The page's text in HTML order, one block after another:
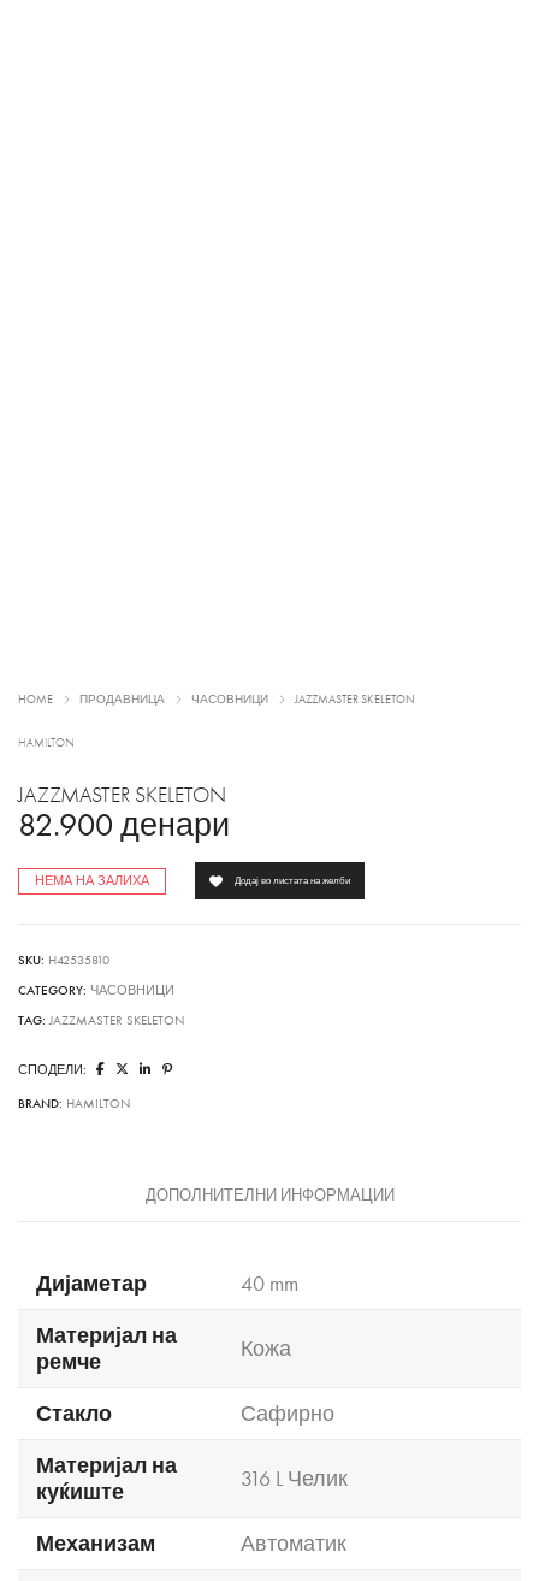
HOME ПРОДАВНИЦА ЧАСОВНИЦИ JAZZMASTER SKELETON
HAMILTON
JAZZMASTER SKELETON
82.900 денари
НЕМА НА ЗАЛИХА Додај во листата на желби
SKU: H42535810
CATEGORY: ЧАСОВНИЦИ
TAG:JAZZMASTER SKELETON
СПОДЕЛИ:
BRAND: HAMILTON
ДОПОЛНИТЕЛНИ ИНФОРМАЦИИ
Дијаметар
40 mm
Материјал на
ремче
Кожа
Стакло
Сафирно
Материјал на
куќиште
316 L Челик
Механизам
Автоматик